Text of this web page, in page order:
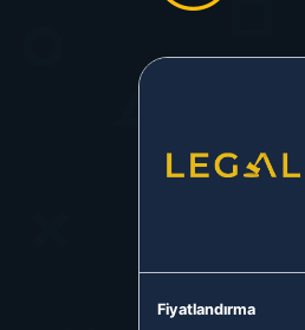
Fiyatlandırma